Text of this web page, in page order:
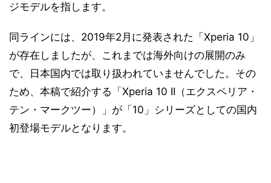
ジモデルを指します。
同ラインには、2019年2月に発表された「Xperia 10」
が存在しましたが、これまでは海外向けの展開のみ
で、日本国内では取り扱われていませんでした。その
ため、本稿で紹介する「Xperia 10 II（エクスペリア・
テン・マークツー）」が「10」シリーズとしての国内
初登場モデルとなります。